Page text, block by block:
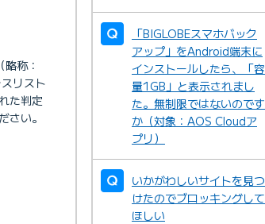
称：
リスト
た判定
さい。
「BIGLOBEスマホバック
アップ」をAndroid端末に
インストールしたら、「容
量1GB」と表示されまし
た。無制限ではないのです
か（対象：AOS Cloudア
プリ）
いかがわしいサイトを見つ
けたのでブロッキングして
ほしい